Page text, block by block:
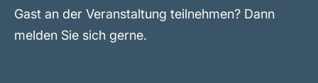
Gast an der Veranstaltung teilnehmen? Dann
melden Sie sich gerne.